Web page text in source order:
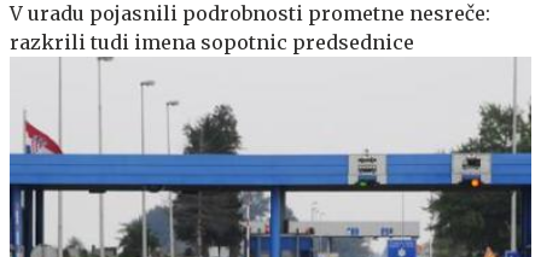
V uradu pojasnili podrobnosti prometne nesreče:
razkrili tudi imena sopotnic predsednice